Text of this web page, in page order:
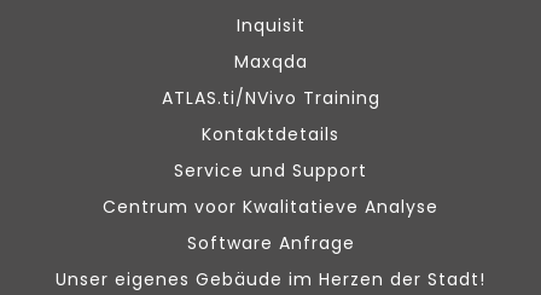
Inquisit
Maxqda
ATLAS.ti/NVivo Training
Kontaktdetails
Service und Support
Centrum voor Kwalitatieve Analyse
Software Anfrage
Unser eigenes Gebäude im Herzen der Stadt!